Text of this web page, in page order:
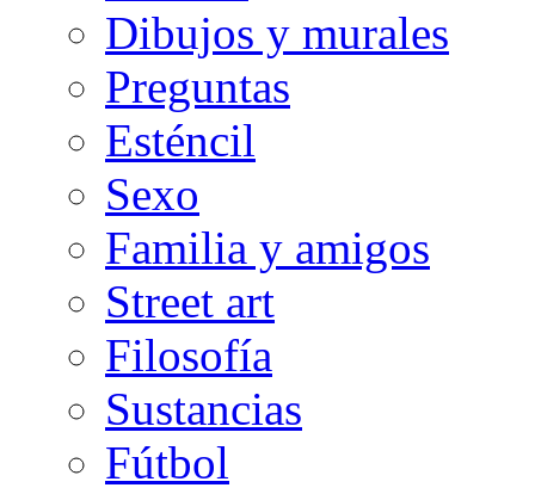
Dibujos y murales
Preguntas
Esténcil
Sexo
Familia y amigos
Street art
Filosofía
Sustancias
Fútbol